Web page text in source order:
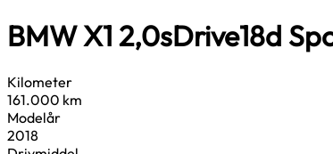
BMW X1 2,0sDrive18d
Kilometer
161.000 km
Modelår
2018